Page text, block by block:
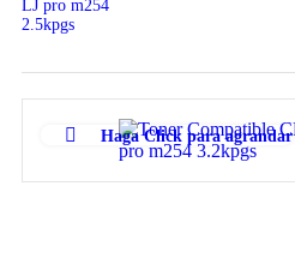
Haga Click para agrandar